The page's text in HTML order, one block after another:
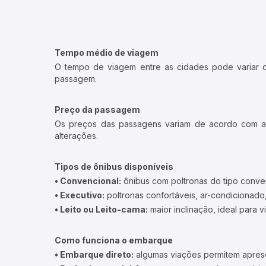
Tempo médio de viagem
O tempo de viagem entre as cidades pode variar
passagem.
Preço da passagem
Os preços das passagens variam de acordo com
alterações.
Tipos de ônibus disponíveis
• Convencional: ônibus com poltronas do tipo
• Executivo: poltronas confortáveis, ar-
• Leito ou Leito-cama: maior inclinação, ideal para
Como funciona o embarque
• Embarque direto: algumas viações permitem